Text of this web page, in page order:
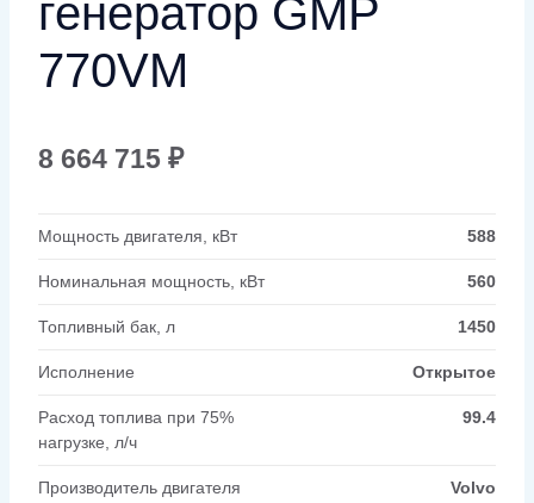
генератор GMP
770VM
8 664 715 ₽
Мощность двигателя, кВт 588
Номинальная мощность, кВт 560
Топливный бак, л 1450
Исполнение Открытое
Расход топлива при 75%
нагрузке, л/ч
99.4
Производитель двигателя Volvo